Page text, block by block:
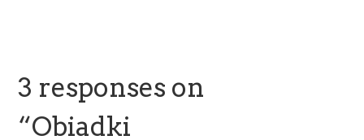
3 responses on
“Obiadki